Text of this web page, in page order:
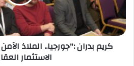
ت
ر
كريم بدران :"جورجيا.. الملاذ
الاستثمار